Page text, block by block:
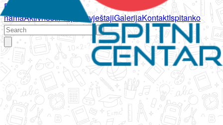
Početna
namaAktivnostiPropisi IzvještajiGalerijaKontaktIspitanko